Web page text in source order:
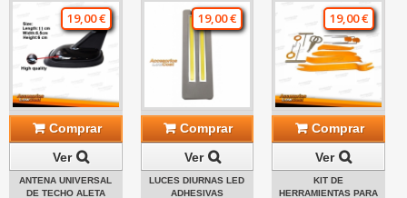
19,00 €
Comprar
Ver
ANTENA UNIVERSAL
DE TECHO ALETA
19,00 €
Comprar
Ver
LUCES DIURNAS LED
ADHESIVAS
19,00 €
Comprar
Ver
KIT DE
HERRAMIENTAS PARA